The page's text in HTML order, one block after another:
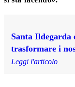
Santa Ildegarda
trasformare i
Leggi l'articolo